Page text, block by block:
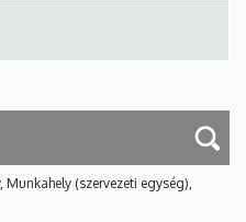
Munkahely (szervezeti egység),